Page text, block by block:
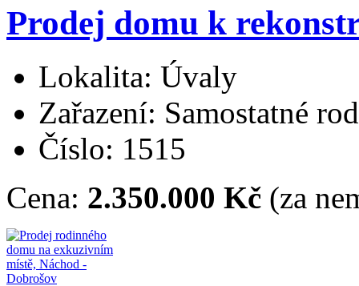
Prodej domu k
Lokalita: Úvaly
Zařazení: Samostatné
Číslo: 1515
Cena: 2.350.000 Kč (za